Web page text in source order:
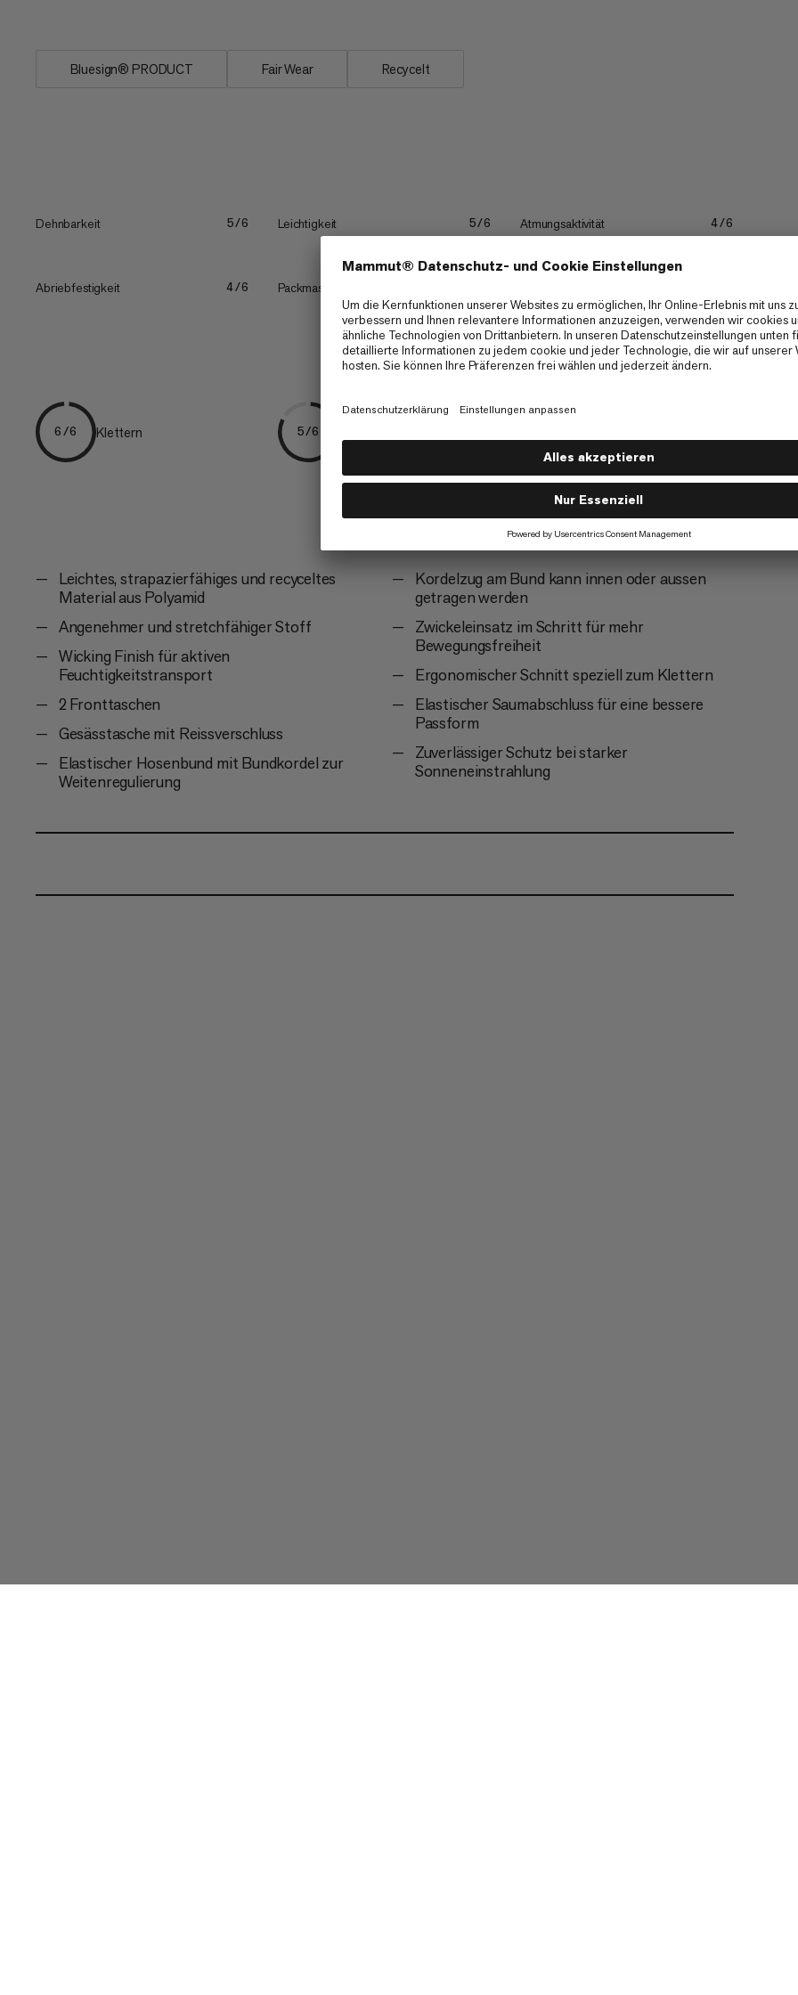
Bluesign® PRODUCT Fair Wear Recycelt
Dehnbarkeit 5/6 Leichtigkeit 5/6 Atmungsaktivität 4/6
Abriebfestigkeit 4/6 Packmass
6/6 Klettern 5/6
Leichtes, strapazierfähiges und recyceltes
Material aus Polyamid
Angenehmer und stretchfähiger Stoff
Wicking Finish für aktiven
Feuchtigkeitstransport
2 Fronttaschen
Gesässtasche mit Reissverschluss
Elastischer Hosenbund mit Bundkordel zur
Weitenregulierung
Kordelzug am Bund kann innen oder aussen
getragen werden
Zwickeleinsatz im Schritt für mehr
Bewegungsfreiheit
Ergonomischer Schnitt speziell zum Klettern
Elastischer Saumabschluss für eine bessere
Passform
Zuverlässiger Schutz bei starker
Sonneneinstrahlung